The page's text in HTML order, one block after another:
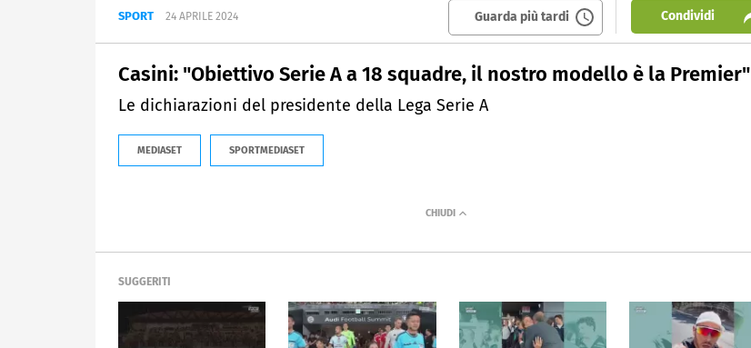
SPORT 24 APRILE 2024 Guarda più tardi Condividi
Casini: "Obiettivo Serie A a 18 squadre, il nostro modello è la Premier"
Le dichiarazioni del presidente della Lega Serie A
MEDIASET SPORTMEDIASET
SUGGERITI